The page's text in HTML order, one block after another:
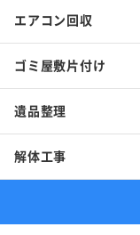
エアコン回収
ゴミ屋敷片付け
遺品整理
解体工事